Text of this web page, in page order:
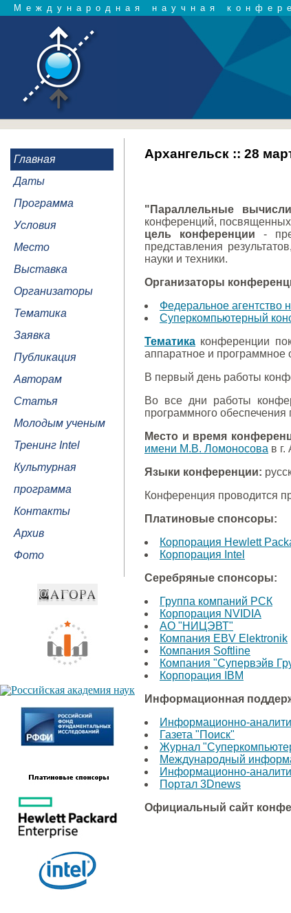
Международная научная
Главная
Даты
Программа
Условия
Место
Выставка
Организаторы
Тематика
Заявка
Публикация
Авторам
Статья
Молодым ученым
Тренинг Intel
Культурная
программа
Контакты
Архив
Фото
Архангельск :: 28
"Параллельные
конференций, посвященных
цель конференции -
представления
науки и техники.
Организаторы
Федеральное агентство
Суперкомпьютерный
Тематика конференции
аппаратное и программное
В первый день работы
Во все дни работы
программного
Место и время
имени М.В. Ломоносова в г.
Языки конференции:
Конференция проводится
Платиновые спонсоры:
Корпорация Hewlett
Корпорация Intel
Серебряные спонсоры:
Группа компаний РСК
Корпорация NVIDIA
АО "НИЦЭВТ"
Компания EBV Elektronik
Компания Softline
Компания "Супервэйв
Корпорация IBM
Информационная
Информационно-
Газета "Поиск"
Журнал
Международный
Информационно-
Портал 3Dnews
Официальный сайт